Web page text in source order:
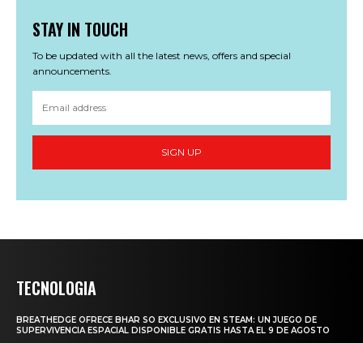
STAY IN TOUCH
To be updated with all the latest news, offers and special
announcements.
SIGN UP
TECNOLOGIA
BREATHEDGE OFRECE BHAR SO EXCLUSIVO EN STEAM: UN JUEGO DE
SUPERVIVENCIA ESPACIAL DISPONIBLE GRATIS HASTA EL 9 DE AGOSTO